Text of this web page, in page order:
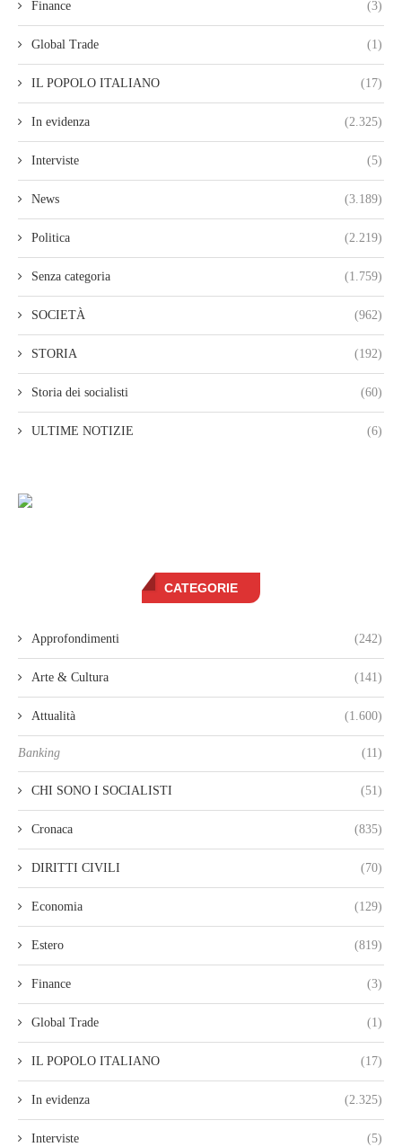
Finance (3)
Global Trade (1)
IL POPOLO ITALIANO (17)
In evidenza (2.325)
Interviste (5)
News (3.189)
Politica (2.219)
Senza categoria (1.759)
SOCIETÀ (962)
STORIA (192)
Storia dei socialisti (60)
ULTIME NOTIZIE (6)
CATEGORIE
Approfondimenti (242)
Arte & Cultura (141)
Attualità (1.600)
Banking (11)
CHI SONO I SOCIALISTI (51)
Cronaca (835)
DIRITTI CIVILI (70)
Economia (129)
Estero (819)
Finance (3)
Global Trade (1)
IL POPOLO ITALIANO (17)
In evidenza (2.325)
Interviste (5)